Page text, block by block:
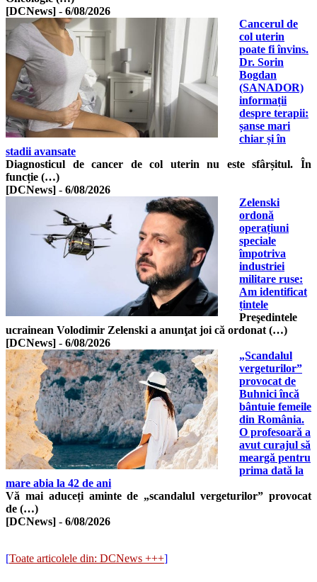
[DCNews] - 6/08/2026
Cancerul de
col uterin
poate fi învins.
Dr. Sorin
Bogdan
(SANADOR)
informații
despre terapii:
șanse mari
chiar și în
stadii avansate
Diagnosticul de cancer de col uterin nu este sfârșitul. În
funcție (…)
[DCNews] - 6/08/2026
Zelenski
ordonă
operațiuni
speciale
împotriva
industriei
militare ruse:
Am identificat
țintele
Preşedintele
ucrainean Volodimir Zelenski a anunţat joi că ordonat (…)
[DCNews] - 6/08/2026
„Scandalul
vergeturilor”
provocat de
Buhnici încă
bântuie femeile
din România.
O profesoară a
avut curajul să
meargă pentru
prima dată la
mare abia la 42 de ani
Vă mai aduceți aminte de „scandalul vergeturilor” provocat
de (…)
[DCNews] - 6/08/2026
[Toate articolele din: DCNews +++]